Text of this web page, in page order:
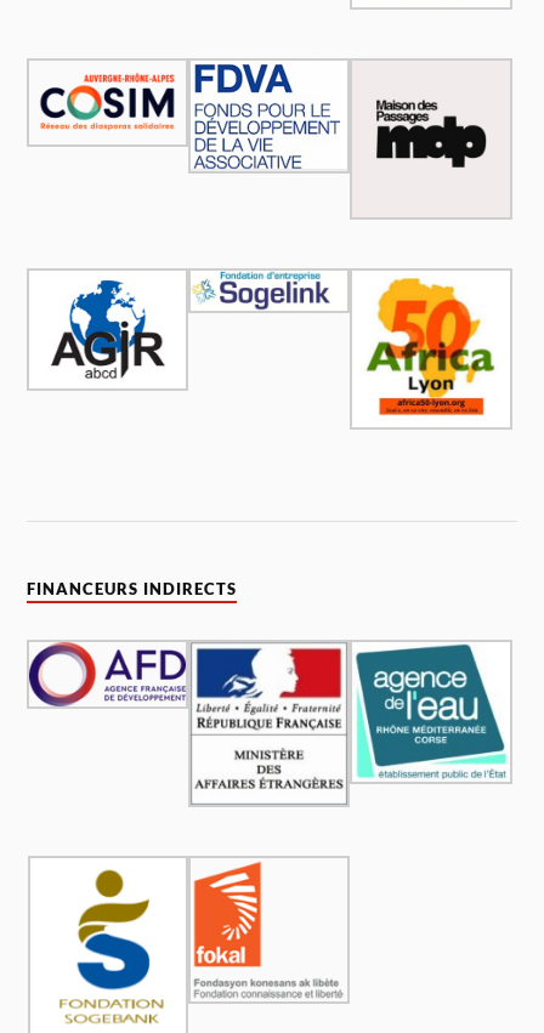
FINANCEURS INDIRECTS